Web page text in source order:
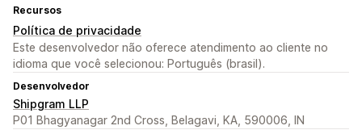
Recursos
Política de privacidade
Este desenvolvedor não oferece atendimento ao cliente no
idioma que você selecionou: Português (brasil).
Desenvolvedor
Shipgram LLP
P01 Bhagyanagar 2nd Cross, Belagavi, KA, 590006, IN